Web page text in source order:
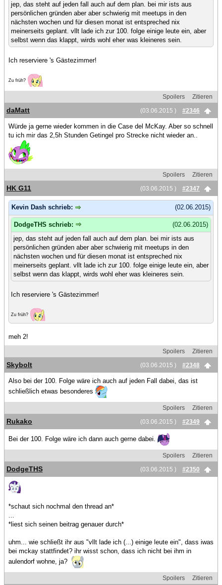
jep, das steht auf jeden fall auch auf dem plan. bei mir ists aus
persönlichen gründen aber aber schwierig mit meetups in den
nächsten wochen und für diesen monat ist entspreched nix
meinerseits geplant. vllt lade ich zur 100. folge einige leute ein, aber
selbst wenn das klappt, wirds wohl eher was kleineres sein.
Ich reserviere 's Gästezimmer!
Zu früh?
Spoilers
Zitieren
(03.06.2015 )
#2346
daMatt
Würde ja gerne wieder kommen in die Case del McKay. Aber so schnell
tu ich mir das 2,5h Stunden Getingel pro Strecke nicht wieder an..
Spoilers
Zitieren
(03.06.2015 )
#2347
HK G11
(02.06.2015)
Kevin Dash schrieb:
(02.06.2015)
DodgeTHS schrieb:
jep, das steht auf jeden fall auch auf dem plan. bei mir ists aus
persönlichen gründen aber aber schwierig mit meetups in den
nächsten wochen und für diesen monat ist entspreched nix
meinerseits geplant. vllt lade ich zur 100. folge einige leute ein, aber
selbst wenn das klappt, wirds wohl eher was kleineres sein.
Ich reserviere 's Gästezimmer!
Zu früh?
meh 2!
Spoilers
Zitieren
(03.06.2015 )
#2348
Skybolt
Also bei der 100. Folge wäre ich auch auf jeden Fall dabei, das ist
schließlich etwas besonderes
Spoilers
Zitieren
(03.06.2015 )
#2349
Rukako
Bei der 100. Folge wäre ich dann auch gerne dabei.
Spoilers
Zitieren
(03.06.2015 )
#2350
DodgeTHS
*schaut sich nochmal den thread an*
...
*liest sich seinen beitrag genauer durch*
uhm... wie schließt ihr aus "vllt lade ich (...) einige leute ein", dass iwas
bei mckay stattfindet? ihr wisst schon, dass ich nicht bei ihm in
aulendorf wohne, ja?
Spoilers Zitieren